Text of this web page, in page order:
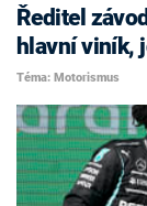
Ředitel
hlavní viník,
Téma: Motorismus